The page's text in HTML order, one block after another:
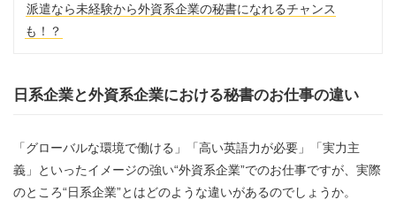
派遣なら未経験から外資系企業の秘書になれるチャンス
も！？
日系企業と外資系企業における秘書のお仕事の違い
「グローバルな環境で働ける」「高い英語力が必要」「実力主
義」といったイメージの強い“外資系企業”でのお仕事ですが、実際
のところ“日系企業”とはどのような違いがあるのでしょうか。